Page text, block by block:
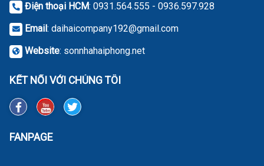
Điện thoại HCM: 0931.564.555 - 0936.597.928
Email : daihaicompany192@gmail.com
Website: sonnhahaiphong.net
KẾT NỐI VỚI CHÚNG TÔI
FANPAGE